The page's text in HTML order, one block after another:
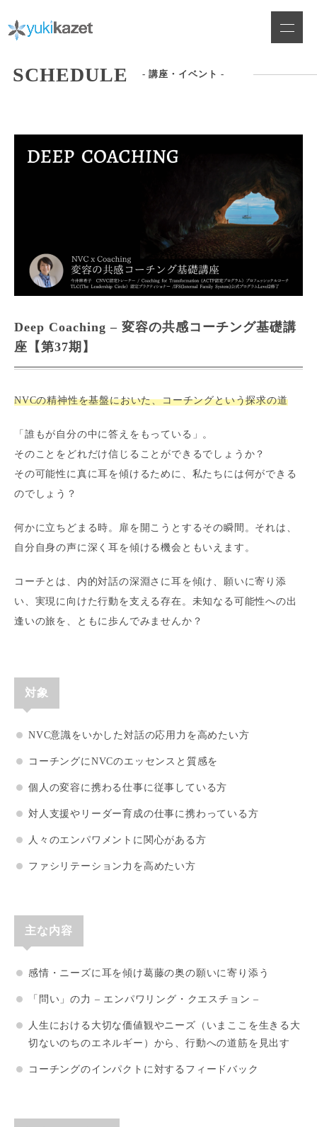
SCHEDULE - 講座・イベント -
Deep Coaching – 変容の共感コーチング基礎講
座【第37期】
NVCの精神性を基盤においた、コーチングという探求の道
「誰もが自分の中に答えをもっている」。
そのことをどれだけ信じることができるでしょうか？
その可能性に真に耳を傾けるために、私たちには何ができる
のでしょう？
何かに立ちどまる時。扉を開こうとするその瞬間。それは、
自分自身の声に深く耳を傾ける機会ともいえます。
コーチとは、内的対話の深淵さに耳を傾け、願いに寄り添
い、実現に向けた行動を支える存在。未知なる可能性への出
逢いの旅を、ともに歩んでみませんか？
対象
NVC意識をいかした対話の応用力を高めたい方
コーチングにNVCのエッセンスと質感を
個人の変容に携わる仕事に従事している方
対人支援やリーダー育成の仕事に携わっている方
人々のエンパワメントに関心がある方
ファシリテーション力を高めたい方
主な内容
感情・ニーズに耳を傾け葛藤の奥の願いに寄り添う
「問い」の力 – エンパワリング・クエスチョン –
人生における大切な価値観やニーズ（いまここを生きる大
切ないのちのエネルギー）から、行動への道筋を見出す
コーチングのインパクトに対するフィードバック